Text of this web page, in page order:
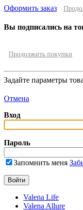
Оформить заказ
Вы подписались на
Продолжить покупки
Задайте параметры
Отмена
Вход
Пароль
Запомнить меня
Valena Life
Valena Allure